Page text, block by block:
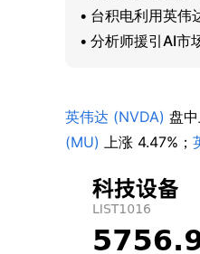
• 台积电利用英伟
• 分析师援引AI市
英伟达 (NVDA) 盘
(MU) 上涨 4.47%；